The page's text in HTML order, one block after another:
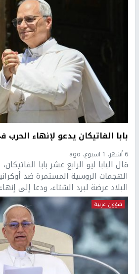
بابا الفاتيكان يدعو لإنهاء الحرب
6 أشهر، 1 اسبوع. ago
قال البابا ليو الرابع عشر بابا
الهجمات الروسية المستمرة ضد
البلاد عرضة لبرد الشتاء، ودعا إلى
شؤون عربية